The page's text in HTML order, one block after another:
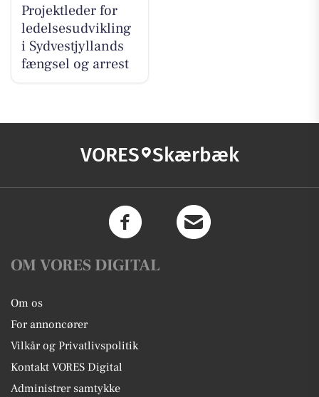
Projektleder for
ledelsesudvikling
i Sydvestjyllands
fængsel og arrest
VORES Skærbæk
OM VORES DIGITAL
Om os
For annoncører
Vilkår og Privatlivspolitik
Kontakt VORES Digital
Administrer samtykke